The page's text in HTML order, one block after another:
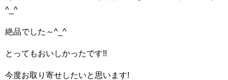
^_^
絶品でした～^_^
とってもおいしかったです!!
今度お取り寄せしたいと思います!